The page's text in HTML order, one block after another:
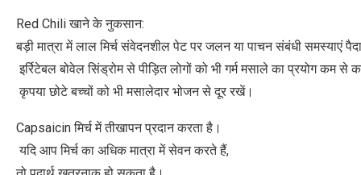
Red Chili खाने के नुकसान:
बड़ी मात्रा में लाल मिर्च संवेदनशील पेट पर जलन या पाचन संबंधी समस्याएं
इर्रिटेबल बोवेल सिंड्रोम से पीड़ित लोगों को भी गर्म मसाले का प्रयोग कम से
कृपया छोटे बच्चों को भी मसालेदार भोजन से दूर रखें।
Capsaicin मिर्च में तीखापन प्रदान करता है।
यदि आप मिर्च का अधिक मात्रा में सेवन करते हैं,